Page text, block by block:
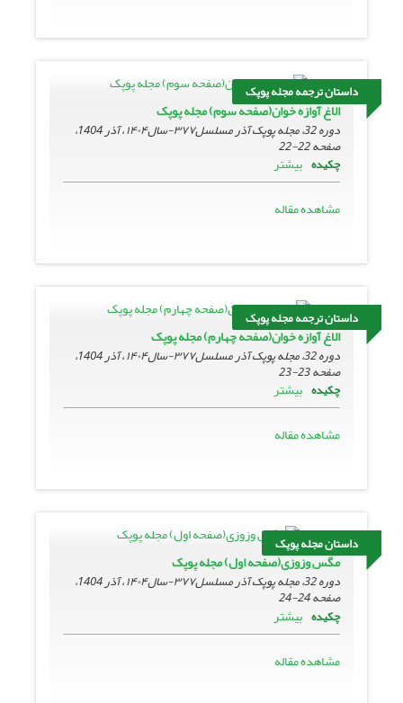
داستان ترجمه مجله پوپک
الاغ آوازه خوان(صفحه سوم) مجله پوپک
دوره 32، مجله پوپک آذر مسلسل۳۷۷-سال۱۴۰۴ ، آذر 1404،
صفحه22-22
چکیده بیشتر
مشاهده مقاله
داستان ترجمه مجله پوپک
الاغ آوازه خوان(صفحه چهارم) مجله پوپک
دوره 32، مجله پوپک آذر مسلسل۳۷۷-سال۱۴۰۴ ، آذر 1404،
صفحه23-23
چکیده بیشتر
مشاهده مقاله
داستان مجله پوپک
مگس وزوزی(صفحه اول) مجله پوپک
دوره 32، مجله پوپک آذر مسلسل۳۷۷-سال۱۴۰۴ ، آذر 1404،
صفحه24-24
چکیده بیشتر
مشاهده مقاله